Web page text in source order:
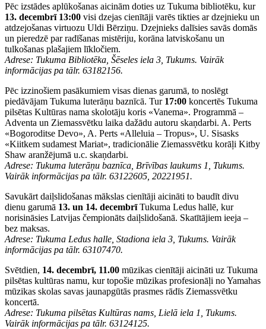
Pēc izstādes aplūkošanas aicinām doties uz Tukuma bibliotēku, kur
13. decembrī 13:00 visi dzejas cienītāji varēs tikties ar dzejnieku un
atdzejošanas virtuozu Uldi Bērziņu. Dzejnieks dalīsies savās domās
un pieredzē par radīšanas mistēriju, korāna latviskošanu un
tulkošanas plašajiem līkločiem.
Adrese: Tukuma Bibliotēka, Šēseles iela 3, Tukums. Vairāk
informācijas pa tālr. 63182156.
Pēc izzinošiem pasākumiem visas dienas garumā, to noslēgt
piedāvājam Tukuma luterāņu baznīcā. Tur 17:00 koncertēs Tukuma
pilsētas Kultūras nama skolotāju koris «Vanema». Programmā –
Adventa un Ziemassvētku laika dažādu autoru skaņdarbi. A. Perts
«Bogoroditse Devo», A. Perts «Alleluia – Tropus», U. Sisasks
«Kiitkem sudamest Mariat», tradicionālie Ziemassvētku korāļi Kitby
Shaw aranžējumā u.c. skaņdarbi.
Adrese: Tukuma luterāņu baznīca, Brīvības laukums 1, Tukums.
Vairāk informācijas pa tālr. 63122605, 20221951.
Savukārt daiļslidošanas mākslas cienītāji aicināti to baudīt divu
dienu garumā 13. un 14. decembrīTukuma Ledus hallē, kur
norisināsies Latvijas čempionāts daiļslidošanā. Skatītājiem ieeja –
bez maksas.
Adrese: Tukuma Ledus halle, Stadiona iela 3, Tukums. Vairāk
informācijas pa tālr. 63107470.
Svētdien, 14. decembrī, 11.00 mūzikas cienītāji aicināti uz Tukuma
pilsētas kultūras namu, kur topošie mūzikas profesionāļi no Yamahas
mūzikas skolas savas jaunapgūtās prasmes rādīs Ziemassvētku
koncertā.
Adrese: Tukuma pilsētas Kultūras nams, Lielā iela 1, Tukums.
Vairāk informācijas pa tālr. 63124125.